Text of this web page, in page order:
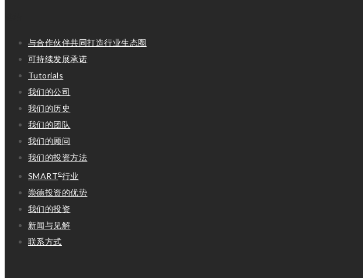
与合作伙伴共同打造行业生态圈
可持续发展承诺
Tutorials
我们的公司
我们的历史
我们的团队
我们的顾问
我们的投资方法
SMART©行业
崇德投资的优势
我们的投资
新闻与见解
联系方式